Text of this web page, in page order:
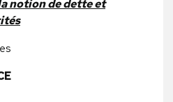
notion de dette et